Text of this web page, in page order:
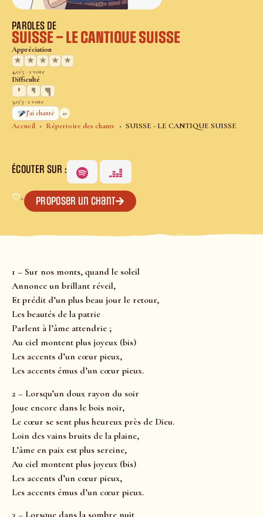
Accueil Répertoire des chants SUISSE - LE CANTIQUE SUISSE
PAROLES DE
SUISSE – LE CANTIQUE SUISSE
Appréciation
★
★ ★ ★ ★
4,0/5 · 1 vote
Difficulté
3,0/3 · 1 vote
J’ai chanté
0
ÉCOUTER SUR :
♡+ Proposer un chant
1 – Sur nos monts, quand le soleil
Annonce un brillant réveil,
Et prédit d’un plus beau jour le retour,
Les beautés de la patrie
Parlent à l’âme attendrie ;
Au ciel montent plus joyeux (bis)
Les accents d’un cœur pieux,
Les accents émus d’un cœur pieux.
2 – Lorsqu’un doux rayon du soir
Joue encore dans le bois noir,
Le cœur se sent plus heureux près de Dieu.
Loin des vains bruits de la plaine,
L’âme en paix est plus sereine,
Au ciel montent plus joyeux (bis)
Les accents d’un cœur pieux,
Les accents émus d’un cœur pieux.